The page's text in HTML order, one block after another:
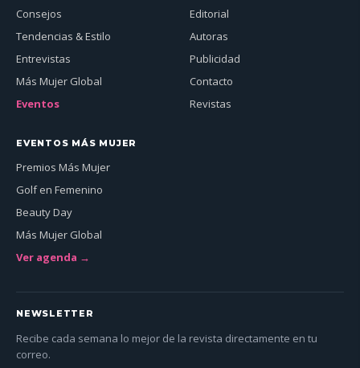
Consejos
Tendencias & Estilo
Entrevistas
Más Mujer Global
Eventos
Editorial
Autoras
Publicidad
Contacto
Revistas
EVENTOS MÁS MUJER
Premios Más Mujer
Golf en Femenino
Beauty Day
Más Mujer Global
Ver agenda →
NEWSLETTER
Recibe cada semana lo mejor de la revista directamente en tu
correo.